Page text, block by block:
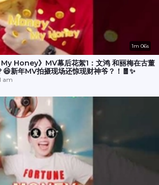
1m 06s
Honey》MV幕后花絮1：文鸿 和丽梅在古董
😆新年MV拍摄现场还惊现财神爷？！🧧✨
am